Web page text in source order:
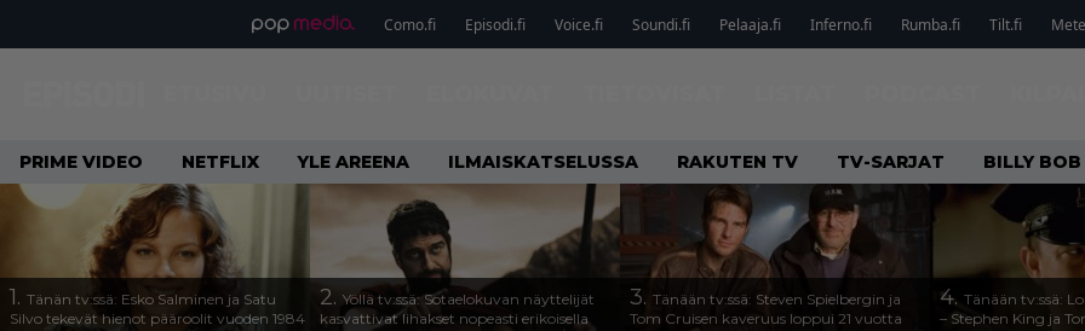
Como.fi Episodi.fi Voice.fi Soundi.fi Pelaaja.fi Inferno.fi Rumba.fi Tilt.fi
PRIME VIDEO NETFLIX YLE AREENA ILMAISKATSELUSSA RAKUTEN TV TV-SARJAT BILLY
1. Tänän tv:ssä: Esko Salminen ja Satu
Silvo tekevät hienot pääroolit vuoden 1984
2. Yöllä tv:ssä: Sotaelokuvan näyttelijät
kasvattivat lihakset nopeasti erikoisella
3. Tänään tv:ssä: Steven Spielbergin ja
Tom Cruisen kaveruus loppui 21 vuotta
4. Tänään tv:ssä:
– Stephen King ja